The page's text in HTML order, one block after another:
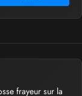
frayeur sur la